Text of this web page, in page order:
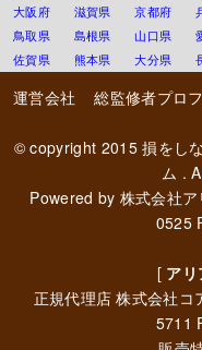
大阪府
滋賀県 京都府
鳥取県
島根県 山口県
佐賀県
熊本県 大分県
運営会社 総監修者プロ
© copyright 2015損をし
ム .
Powered by 株式会社
0525
[ ア
正規代理店株式会社コ
5711